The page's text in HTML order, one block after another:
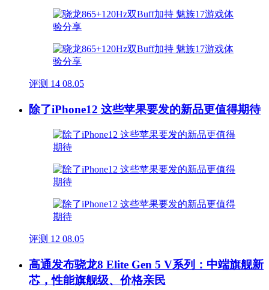
评测 14 08.05
除了iPhone12 这些苹果要发的新品更值得期待
评测 12 08.05
高通发布骁龙8 Elite Gen 5 V系列：中端旗舰新
芯，性能旗舰级、价格亲民